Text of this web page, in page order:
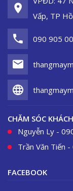
Vấp, TP
090 905
CHĂM SÓC
Nguyễn Ly -
Trần Văn Tiến
FACEBOOK